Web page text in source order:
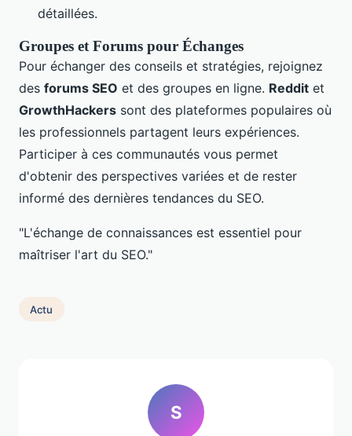
détaillées.
Groupes et Forums pour Échanges
Pour échanger des conseils et stratégies, rejoignez
des forums SEO et des groupes en ligne. Reddit et
GrowthHackers sont des plateformes populaires où
les professionnels partagent leurs expériences.
Participer à ces communautés vous permet
d'obtenir des perspectives variées et de rester
informé des dernières tendances du SEO.
"L'échange de connaissances est essentiel pour
maîtriser l'art du SEO."
Actu
S